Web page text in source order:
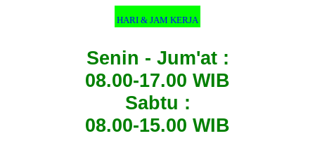
HARI & JAM KERJA
Senin - Jum'at :
08.00-17.00 WIB
Sabtu :
08.00-15.00 WIB